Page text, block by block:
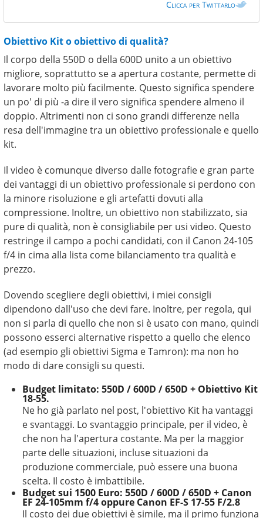
Clicca per Twittarlo
Obiettivo Kit o obiettivo di qualità?
Il corpo della 550D o della 600D unito a un obiettivo
migliore, soprattutto se a apertura costante, permette di
lavorare molto più facilmente. Questo significa spendere
un po' di più -a dire il vero significa spendere almeno il
doppio. Altrimenti non ci sono grandi differenze nella
resa dell'immagine tra un obiettivo professionale e quello
kit.
Il video è comunque diverso dalle fotografie e gran parte
dei vantaggi di un obiettivo professionale si perdono con
la minore risoluzione e gli artefatti dovuti alla
compressione. Inoltre, un obiettivo non stabilizzato, sia
pure di qualità, non è consigliabile per usi video. Questo
restringe il campo a pochi candidati, con il Canon 24-105
f/4 in cima alla lista come bilanciamento tra qualità e
prezzo.
Dovendo scegliere degli obiettivi, i miei consigli
dipendono dall'uso che devi fare. Inoltre, per regola, qui
non si parla di quello che non si è usato con mano, quindi
possono esserci alternative rispetto a quello che elenco
(ad esempio gli obiettivi Sigma e Tamron): ma non ho
modo di dare consigli su questi.
Budget limitato: 550D / 600D / 650D + Obiettivo Kit
18-55.
Ne ho già parlato nel post, l'obiettivo Kit ha vantaggi
e svantaggi. Lo svantaggio principale, per il video, è
che non ha l'apertura costante. Ma per la maggior
parte delle situazioni, incluse situazioni da
produzione commerciale, può essere una buona
scelta. Il costo è imbattibile.
Budget sui 1500 Euro: 550D / 600D / 650D + Canon
EF 24-105mm f/4 oppure Canon EF-S 17-55 F/2.8
Il costo dei due obiettivi è simile, ma il primo funziona